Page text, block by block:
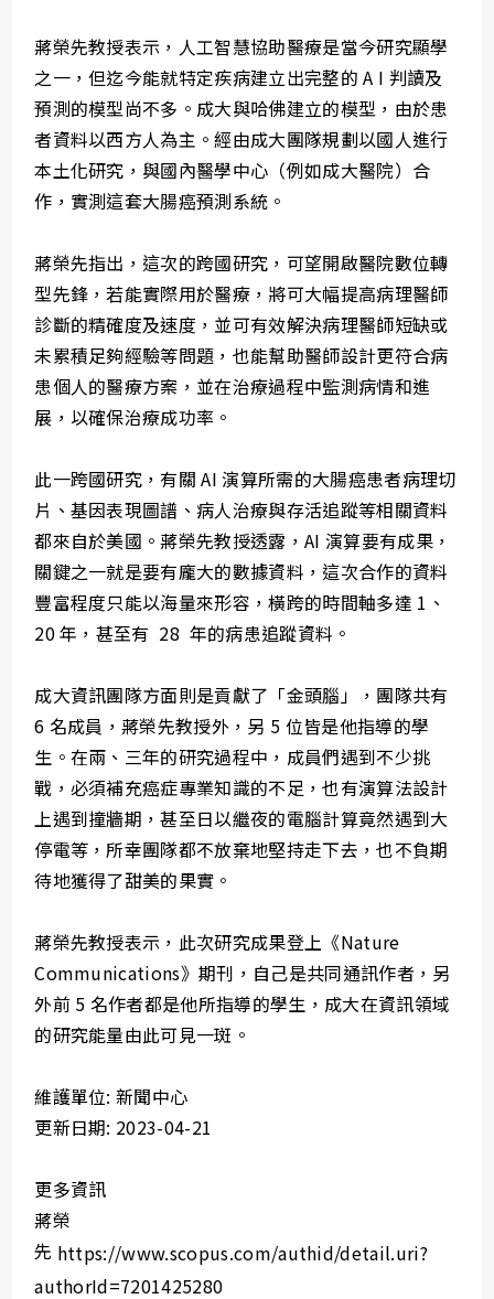
蔣榮先教授表示，人工智慧協助醫療是當今研究顯學
之一，但迄今能就特定疾病建立出完整的 A I 判讀及
預測的模型尚不多。成大與哈佛建立的模型，由於患
者資料以西方人為主。經由成大團隊規劃以國人進行
本土化研究，與國內醫學中心（例如成大醫院）合
作，實測這套大腸癌預測系統。
蔣榮先指出，這次的跨國研究，可望開啟醫院數位轉
型先鋒，若能實際用於醫療，將可大幅提高病理醫師
診斷的精確度及速度，並可有效解決病理醫師短缺或
未累積足夠經驗等問題，也能幫助醫師設計更符合病
患個人的醫療方案，並在治療過程中監測病情和進
展，以確保治療成功率。
此一跨國研究，有關 AI 演算所需的大腸癌患者病理切
片、基因表現圖譜、病人治療與存活追蹤等相關資料
都來自於美國。蔣榮先教授透露，AI 演算要有成果，
關鍵之一就是要有龐大的數據資料，這次合作的資料
豐富程度只能以海量來形容，橫跨的時間軸多達 1、
20 年，甚至有 28 年的病患追蹤資料。
成大資訊團隊方面則是貢獻了「金頭腦」，團隊共有
6 名成員，蔣榮先教授外，另 5 位皆是他指導的學
生。在兩、三年的研究過程中，成員們遇到不少挑
戰，必須補充癌症專業知識的不足，也有演算法設計
上遇到撞牆期，甚至日以繼夜的電腦計算竟然遇到大
停電等，所幸團隊都不放棄地堅持走下去，也不負期
待地獲得了甜美的果實。
蔣榮先教授表示，此次研究成果登上《Nature
Communications》期刊，自己是共同通訊作者，另
外前 5 名作者都是他所指導的學生，成大在資訊領域
的研究能量由此可見一斑。
維護單位: 新聞中心
更新日期: 2023-04-21
更多資訊
蔣榮
先 https://www.scopus.com/authid/detail.uri?
authorId=7201425280